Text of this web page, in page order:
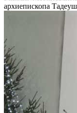
архиепископа